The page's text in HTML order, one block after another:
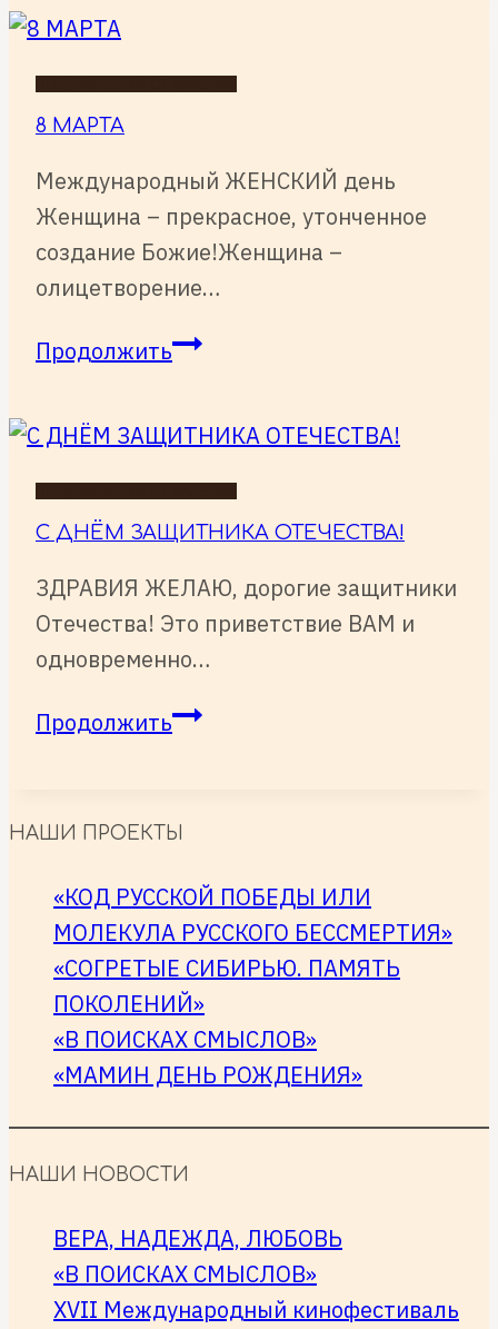
8 МАРТА
Международный ЖЕНСКИЙ день
Женщина – прекрасное, утонченное
создание Божие!Женщина –
олицетворение…
Продолжить8
С ДНЁМ ЗАЩИТНИКА ОТЕЧЕСТВА!
ЗДРАВИЯ ЖЕЛАЮ, дорогие защитники
Отечества! Это приветствие ВАМ и
одновременно…
ПродолжитьС
ОТЕЧЕСТВА!
НАШИ ПРОЕКТЫ
«КОД РУССКОЙ ПОБЕДЫ ИЛИ
МОЛЕКУЛА РУССКОГО БЕССМЕРТИЯ»
«СОГРЕТЫЕ СИБИРЬЮ. ПАМЯТЬ
ПОКОЛЕНИЙ»
«В ПОИСКАХ СМЫСЛОВ»
«МАМИН ДЕНЬ РОЖДЕНИЯ»
НАШИ НОВОСТИ
ВЕРА, НАДЕЖДА, ЛЮБОВЬ
«В ПОИСКАХ СМЫСЛОВ»
XVII Международный кинофестиваль